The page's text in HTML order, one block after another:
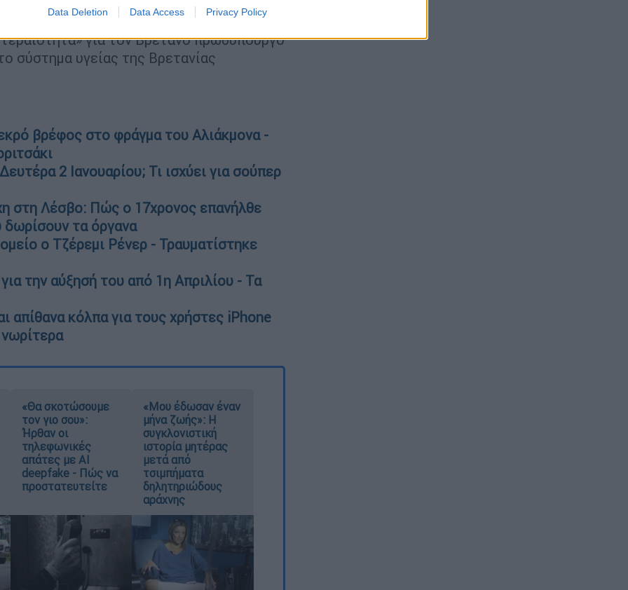
Data Deletion Data Access Privacy Policy
δήλωσε στο BBC Radio 4 ότι το
για τον Βρετανό πρωθυπουργό
σύστημα υγείας της Βρετανίας
βρέφος στο φράγμα του Αλιάκμονα -
2 Ιανουαρίου; Τι ισχύει για σούπερ
στη Λέσβο: Πώς ο 17χρονος επανήλθε
δωρίσουν τα όργανα
o Τζέρεμι Ρένερ - Τραυματίστηκε
την αύξησή του από 1η Απριλίου - Τα
απίθανα κόλπα για τους χρήστες iPhone
«Θα σκοτώσουμε
τον γιο σου»:
Ήρθαν οι
τηλεφωνικές
απάτες με AI
deepfake - Πώς να
προστατευτείτε
«Μου έδωσαν έναν
μήνα ζωής»: Η
συγκλονιστική
ιστορία μητέρας
μετά από
τσιμπήματα
δηλητηριώδους
αράχνης